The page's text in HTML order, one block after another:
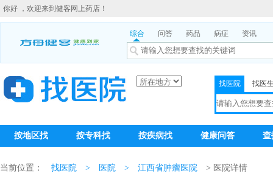
你好 ，欢迎来到健客网上药店！
综合 问答 药品 病症 资讯
找医院 找医
按地区找 按专科找 按疾病找 健康问答 查
当前位置： 找医院 > 医院 > 江西省肿瘤医院 > 医院详情